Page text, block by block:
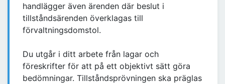
handlägger även ärenden där beslut i
tillståndsärenden överklagas till
förvaltningsdomstol.
Du utgår i ditt arbete från lagar och
föreskrifter för att på ett objektivt sätt göra
bedömningar. Tillståndsprövningen ska präglas